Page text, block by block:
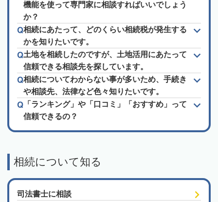
機能を使って専門家に相談すればいいでしょう
か？
相続にあたって、どのくらい相続税が発生する
かを知りたいです。
土地を相続したのですが、土地活用にあたって
信頼できる相談先を探しています。
相続についてわからない事が多いため、手続き
や相談先、法律など色々知りたいです。
「ランキング」や「口コミ」「おすすめ」って
信頼できるの？
相続について知る
司法書士に相談